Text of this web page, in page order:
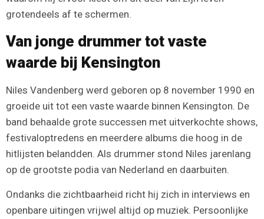
grotendeels af te schermen.
Van jonge drummer tot vaste
waarde bij Kensington
Niles Vandenberg werd geboren op 8 november 1990 en
groeide uit tot een vaste waarde binnen Kensington. De
band behaalde grote successen met uitverkochte shows,
festivaloptredens en meerdere albums die hoog in de
hitlijsten belandden. Als drummer stond Niles jarenlang
op de grootste podia van Nederland en daarbuiten.
Ondanks die zichtbaarheid richt hij zich in interviews en
openbare uitingen vrijwel altijd op muziek. Persoonlijke